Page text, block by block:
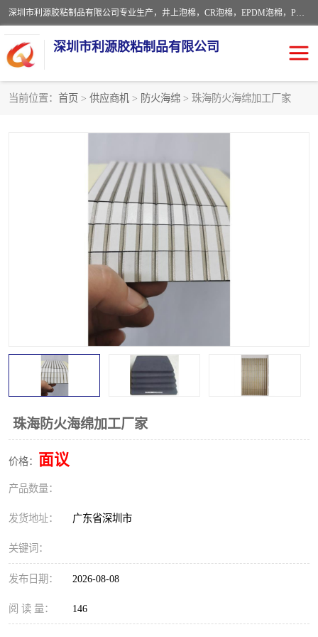
深圳市利源胶粘制品有限公司专业生产，井上泡棉，CR泡棉，EPDM泡棉，PORON泡棉厚度剖切，公差正负0.1mm，硅胶条，脚垫，异形一次成型，雕刻EVA海绵；包装材料:精密仪器、医疗器具、运输时缓冲、防震材料。建筑:住房装潢材料、房屋门窗密封；轻便、强韧性：轻便并且具有较强的韧性，良好的耐油性与耐溶剂性。隔热性：导热性低具有优越的保温性，具有的回弹性。
深圳市利源胶粘制品有限公司
当前位置： 首页 > 供应商机 > 防火海绵 > 珠海防火海绵加工厂家
珠海防火海绵加工厂家
价格： 面议
产品数量：
发货地址： 广东省深圳市
关键词：
发布日期： 2026-08-08
阅 读 量： 146
EVA珍珠棉异形 硅胶脚垫